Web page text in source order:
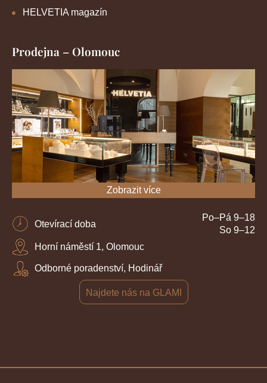
HELVETIA magazín
Prodejna – Olomouc
Zobrazit více
Otevírací doba
Po–Pá 9–18
So 9–12
Horní náměstí 1, Olomouc
Odborné poradenství, Hodinář
Najdete nás na GLAMI